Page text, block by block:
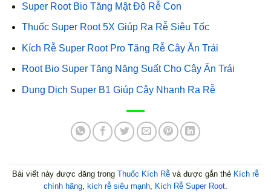
Super Root Bio Tăng Mật Độ Rễ Con
Thuốc Super Root 5X Giúp Ra Rễ Siêu Tốc
Kích Rễ Super Root Pro Tăng Rễ Cây Ăn Trái
Root Bio Super Tăng Năng Suất Cho Cây Ăn Trái
Dung Dịch Super B1 Giúp Cây Nhanh Ra Rễ
Bài viết này được đăng trong Thuốc Kích Rễ và được gắn thẻ Kích rễ
chính hãng, kích rễ siêu mạnh, Kích Rễ Super Root.